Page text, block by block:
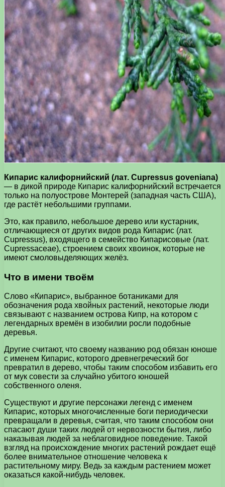
Кипарис калифорнийский (лат. Cupressus goveniana)
— в дикой природе Кипарис калифорнийский встречается
только на полуострове Монтерей (западная часть США),
где растёт небольшими группами.
Это, как правило, небольшое дерево или кустарник,
отличающиеся от других видов рода Кипарис (лат.
Cupressus), входящего в семейство Кипарисовые (лат.
Cupressaceae), строением своих хвоинок, которые не
имеют смоловыделяющих желёз.
Что в имени твоём
Слово «Кипарис», выбранное ботаниками для
обозначения рода хвойных растений, некоторые люди
связывают с названием острова Кипр, на котором с
легендарных времён в изобилии росли подобные
деревья.
Другие считают, что своему названию род обязан юноше
с именем Кипарис, которого древнегреческий бог
превратил в дерево, чтобы таким способом избавить его
от мук совести за случайно убитого юношей
собственного оленя.
Существуют и другие персонажи легенд с именем
Кипарис, которых многочисленные боги периодически
превращали в деревья, считая, что таким способом они
спасают души таких людей от нервозности бытия, либо
наказывая людей за неблаговидное поведение. Такой
взгляд на происхождение многих растений рождает ещё
более внимательное отношение человека к
растительному миру. Ведь за каждым растением может
оказаться какой-нибудь человек.